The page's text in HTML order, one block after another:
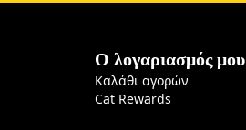
Ο λογαριασμός μου
Καλάθι αγορών
Cat Rewards